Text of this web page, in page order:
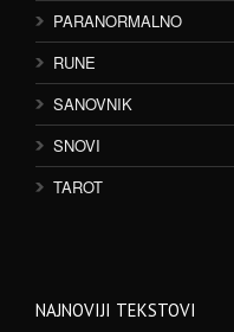
PARANORMALNO
RUNE
SANOVNIK
SNOVI
TAROT
NAJNOVIJI TEKSTOVI